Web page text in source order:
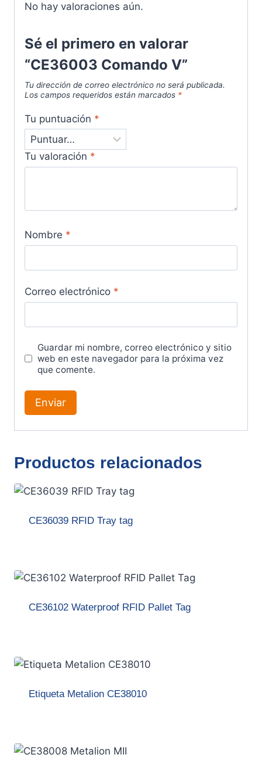
No hay valoraciones aún.
Sé el primero en valorar
“CE36003 Comando V”
Tu dirección de correo electrónico no será publicada.
Los campos requeridos están marcados *
Tu puntuación *
Tu valoración *
Nombre *
Correo electrónico *
Guardar mi nombre, correo electrónico y sitio
web en este navegador para la próxima vez
que comente.
Productos relacionados
CE36039 RFID Tray tag
CE36102 Waterproof RFID Pallet Tag
Etiqueta Metalion CE38010